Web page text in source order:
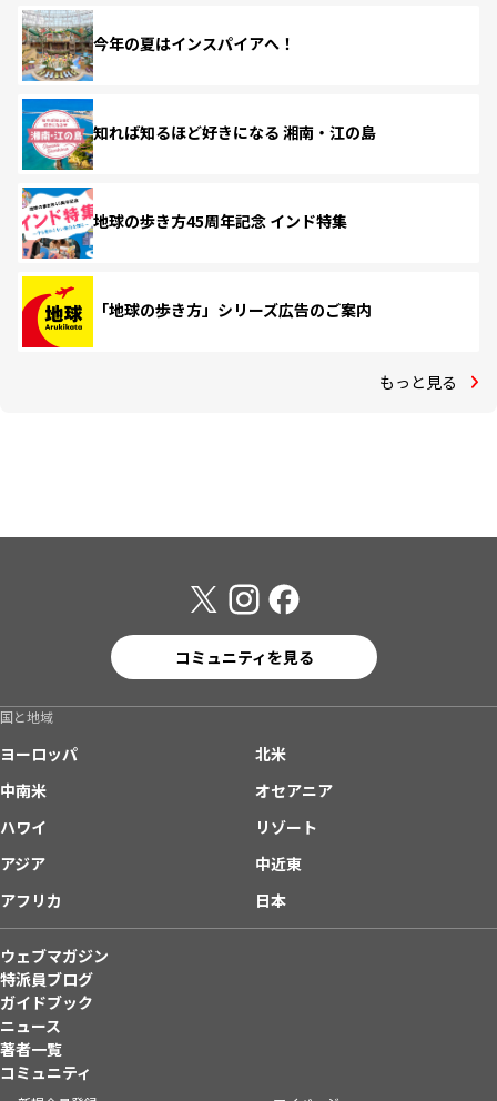
今年の夏はインスパイアへ！
知れば知るほど好きになる 湘南・江の島
地球の歩き方45周年記念 インド特集
「地球の歩き方」シリーズ広告のご案内
もっと見る
コミュニティを見る
国と地域
ヨーロッパ
北米
中南米
オセアニア
ハワイ
リゾート
アジア
中近東
アフリカ
日本
ウェブマガジン
特派員ブログ
ガイドブック
ニュース
著者一覧
コミュニティ